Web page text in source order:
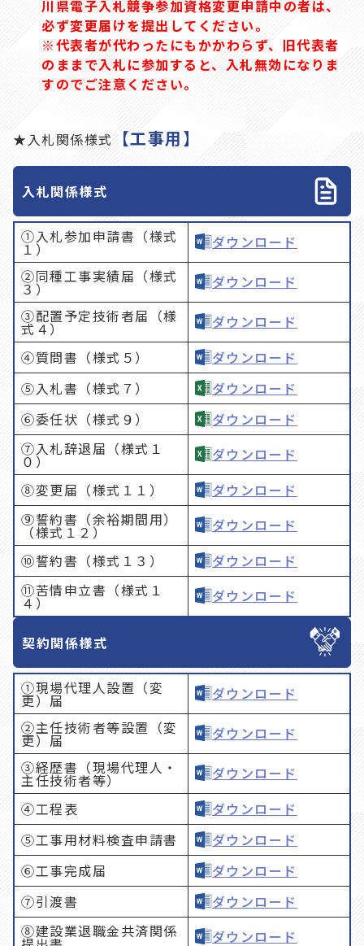
川県電子入札競争参加資格変更申請中の者は、
必ず変更届けを提出してください。
※代表者が代わったにもかかわらず、旧代表者
のままで入札に参加すると、入札無効になりま
すのでご注意ください。
★入札関係様式【工事用】
入札関係様式
①入札参加申請書（様式
１）
ダウンロード
②同種工事実績届（様式
３）
ダウンロード
③配置予定技術者届（様
式４）
ダウンロード
④質問書（様式５）
ダウンロード
⑤入札書（様式７）
ダウンロード
⑥委任状（様式９）
ダウンロード
⑦入札辞退届（様式１
０）
ダウンロード
⑧変更届（様式１１）
ダウンロード
⑨誓約書（余裕期間用）
（様式１２）
ダウンロード
⑩誓約書（様式１３）
ダウンロード
⑪苦情申立書（様式１
４） ダウンロード
契約関係様式
①現場代理人設置（変
更）届
ダウンロード
②主任技術者等設置（変
更）届
ダウンロード
③経歴書（現場代理人・
主任技術者等）
ダウンロード
④工程表
ダウンロード
⑤工事用材料検査申請書
ダウンロード
⑥工事完成届
ダウンロード
⑦引渡書
ダウンロード
⑧建設業退職金共済関係
ダウンロード